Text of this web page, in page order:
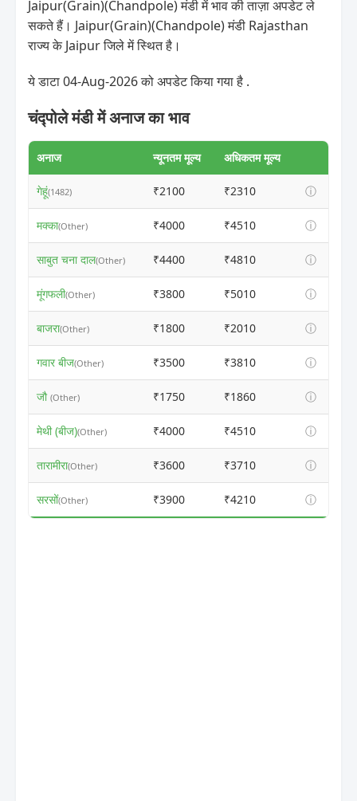
Jaipur(Grain)(Chandpole) मंडी में भाव की ताज़ा अपडेट ले
सकते हैं। Jaipur(Grain)(Chandpole) मंडी Rajasthan
राज्य के Jaipur जिले में स्थित है।
ये डाटा 04-Aug-2026 को अपडेट किया गया है .
चंद्पोले मंडी में अनाज का भाव
अनाज न्यूनतम मूल्य अधिकतम मूल्य
गेहूं(1482) ₹2100 ₹2310 ⓘ
मक्का(Other) ₹4000 ₹4510 ⓘ
साबुत चना दाल(Other) ₹4400 ₹4810 ⓘ
मूंगफली(Other) ₹3800 ₹5010 ⓘ
बाजरा(Other) ₹1800 ₹2010 ⓘ
गवार बीज(Other) ₹3500 ₹3810 ⓘ
जौ (Other) ₹1750 ₹1860 ⓘ
मेथी (बीज)(Other) ₹4000 ₹4510 ⓘ
तारामीरा(Other) ₹3600 ₹3710 ⓘ
सरसों(Other) ₹3900 ₹4210 ⓘ